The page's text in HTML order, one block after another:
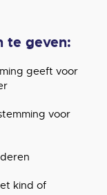
te geven:
geeft voor
voor
kind of